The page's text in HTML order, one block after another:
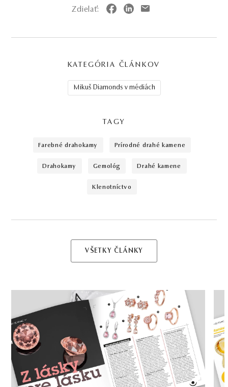
Zdielať:
KATEGÓRIA ČLÁNKOV
Mikuš Diamonds v médiách
TAGY
farebné drahokamy prírodné drahé kamene
drahokamy gemológ drahé kamene
klenotníctvo
VŠETKY ČLÁNKY